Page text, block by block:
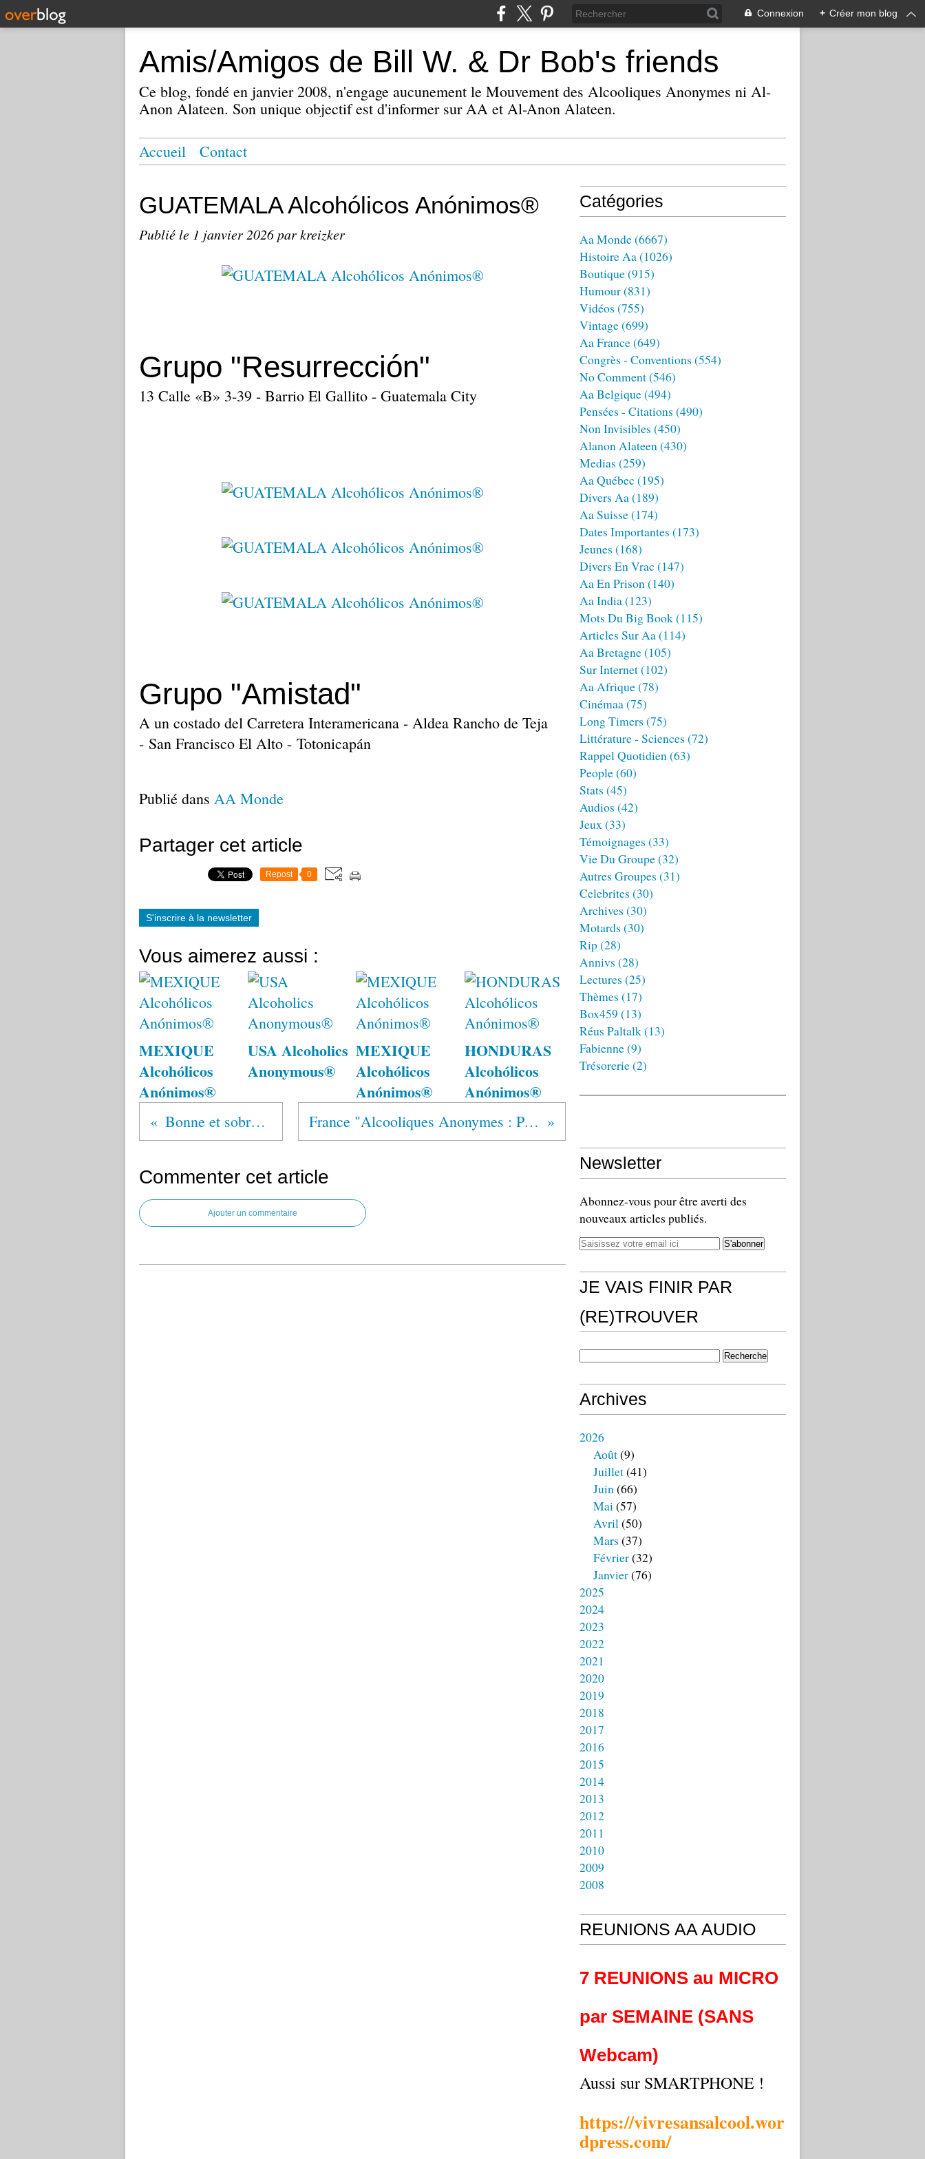
Connexion + Créer mon blog
Amis/Amigos de Bill W. & Dr Bob's friends
Ce blog, fondé en janvier 2008, n'engage aucunement le Mouvement des Alcooliques Anonymes ni Al-
Anon Alateen. Son unique objectif est d'informer sur AA et Al-Anon Alateen.
Accueil Contact
GUATEMALA Alcohólicos Anónimos®
Publié le 1 janvier 2026par kreizker
Grupo "Resurrección"
13 Calle «B» 3-39 - Barrio El Gallito - Guatemala City
Grupo "Amistad"
A un costado del Carretera Interamericana - Aldea Rancho de Teja
- San Francisco El Alto - Totonicapán
Publié dans AA Monde
Partager cet article
Repost 0
S'inscrire à la newsletter
Vous aimerez aussi :
MEXIQUE
Alcohólicos
Anónimos®
USA Alcoholics
Anonymous®
MEXIQUE
Alcohólicos
Anónimos®
HONDURAS
Alcohólicos
Anónimos®
Bonne et sobre année 2026 ! France "Alcooliques Anonymes : Pourquoi une campagne ?"
Commenter cet article
Ajouter un commentaire
Catégories
Aa Monde(6667)
Histoire Aa(1026)
Boutique(915)
Humour(831)
Vidéos (755)
Vintage(699)
Aa France(649)
Congrès - Conventions (554)
No Comment(546)
Aa Belgique(494)
Pensées - Citations (490)
Non Invisibles (450)
Alanon Alateen(430)
Medias (259)
Aa Québec (195)
Divers Aa(189)
Aa Suisse(174)
Dates Importantes (173)
Jeunes (168)
Divers En Vrac (147)
Aa En Prison(140)
Aa India(123)
Mots Du Big Book(115)
Articles Sur Aa(114)
Aa Bretagne(105)
Sur Internet(102)
Aa Afrique(78)
Cinémaa(75)
Long Timers (75)
Littérature - Sciences (72)
Rappel Quotidien(63)
People(60)
Stats (45)
Audios (42)
Jeux(33)
Témoignages (33)
Vie Du Groupe(32)
Autres Groupes (31)
Celebrites (30)
Archives (30)
Motards (30)
Rip(28)
Annivs (28)
Lectures (25)
Thèmes (17)
Box459 (13)
Réus Paltalk(13)
Fabienne(9)
Trésorerie(2)
Newsletter
Abonnez-vous pour être averti des
nouveaux articles publiés.
JE VAIS FINIR PAR
(RE)TROUVER
Archives
2026
Août(9)
Juillet(41)
Juin(66)
Mai(57)
Avril(50)
Mars (37)
Février(32)
Janvier(76)
2025
2024
2023
2022
2021
2020
2019
2018
2017
2016
2015
2014
2013
2012
2011
2010
2009
2008
REUNIONS AA AUDIO
7 REUNIONS au MICRO
par SEMAINE (SANS
Webcam)
Aussi sur SMARTPHONE !
https://vivresansalcool.wor
dpress.com/